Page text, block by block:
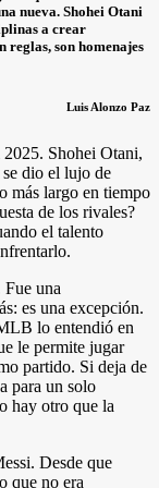
nueva. Shohei Otani
a crear
reglas, son homenajes
Luis Alonzo Paz
Shohei Otani,
dio el lujo de
más largo en tiempo
de los rivales?
el talento
una
es una excepción.
lo entendió en
le permite jugar
partido. Si deja de
para un solo
hay otro que la
Desde que
que no era